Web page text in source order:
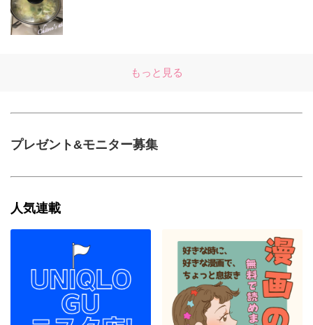
もっと見る
プレゼント&モニター募集
人気連載